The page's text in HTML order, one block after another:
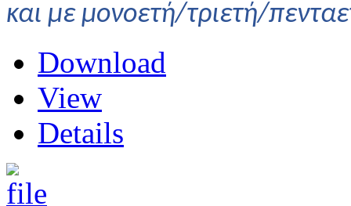
και με μονοετή/τριετή/
Download
View
Details